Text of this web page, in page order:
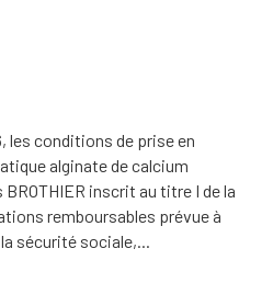
les conditions de prise en
alginate de calcium
inscrit au titre I de la
remboursables prévue à
sécurité sociale,...